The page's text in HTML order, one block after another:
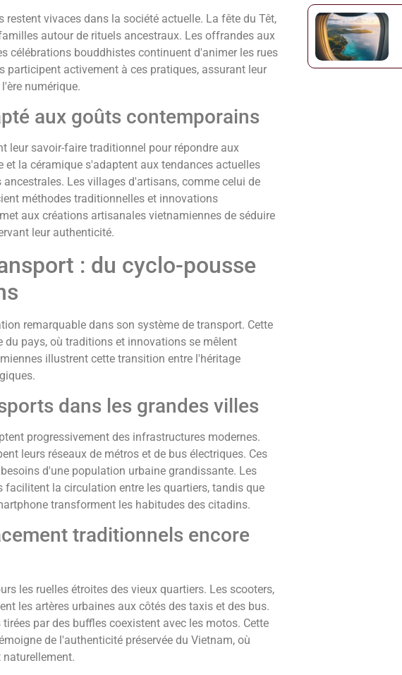
vivaces dans la société actuelle. La fête du Têt,
autour de rituels ancestraux. Les offrandes aux
célébrations bouddhistes continuent d'animer les rues
participent activement à ces pratiques, assurant leur
numérique.
aux goûts contemporains
leur savoir-faire traditionnel pour répondre aux
et la céramique s'adaptent aux tendances actuelles
Les villages d'artisans, comme celui de
méthodes traditionnelles et innovations
aux créations artisanales vietnamiennes de séduire
leur authenticité.
: du cyclo-pousse
remarquable dans son système de transport. Cette
pays, où traditions et innovations se mêlent
illustrent cette transition entre l'héritage
dans les grandes villes
progressivement des infrastructures modernes.
leurs réseaux de métros et de bus électriques. Ces
d'une population urbaine grandissante. Les
facilitent la circulation entre les quartiers, tandis que
transforment les habitudes des citadins.
traditionnels encore
les ruelles étroites des vieux quartiers. Les scooters,
les artères urbaines aux côtés des taxis et des bus.
par des buffles coexistent avec les motos. Cette
de l'authenticité préservée du Vietnam, où